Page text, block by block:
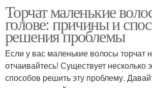
Торчат маленькие
голове: причины и
решения проблемы
Если у вас маленькие волосы торчат
отчаивайтесь! Существует
способов решить эту проблему.